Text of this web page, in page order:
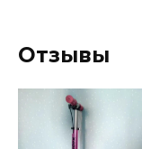
Отзывы